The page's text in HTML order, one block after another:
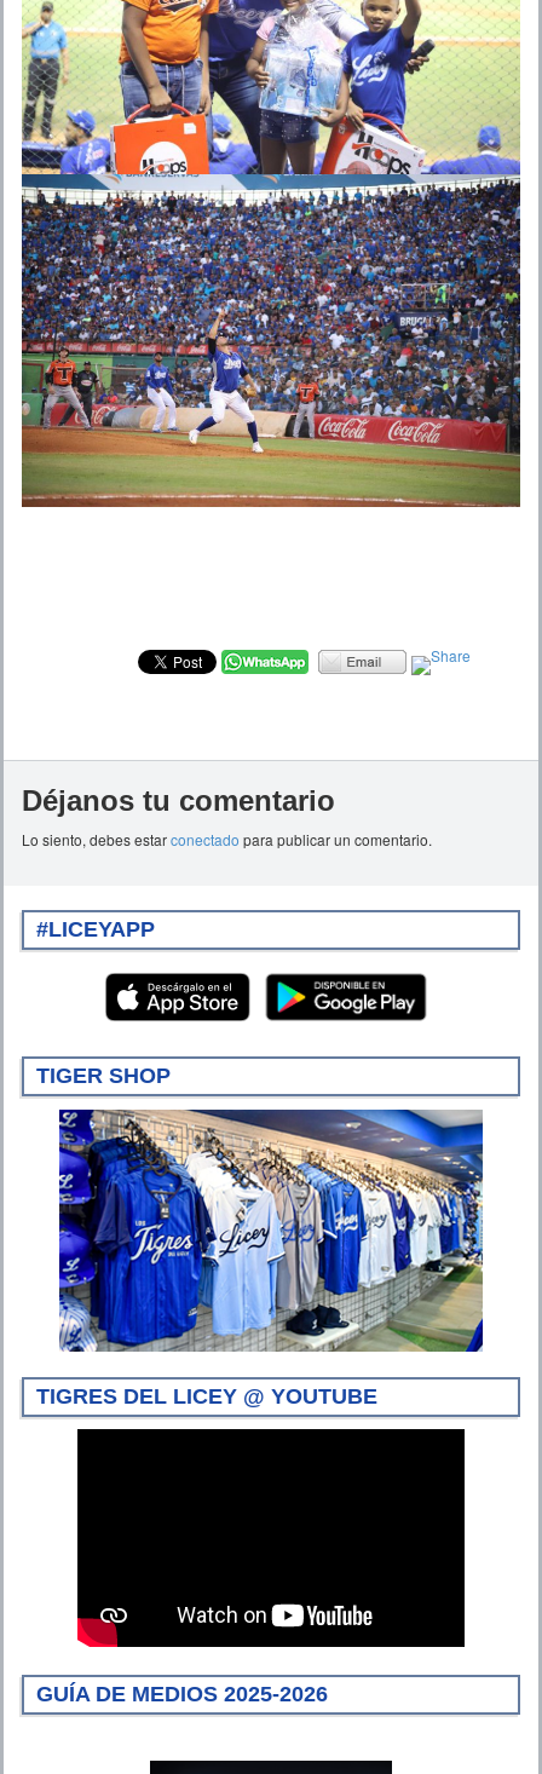
Déjanos tu comentario
Lo siento, debes estarconectado para publicar un comentario.
#LICEYAPP
TIGER SHOP
TIGRES DEL LICEY @ YOUTUBE
GUÍA DE MEDIOS 2025-2026